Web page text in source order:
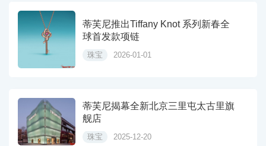
蒂芙尼推出Tiffany Knot 系列新春全
球首发款项链
珠宝 2026-01-01
蒂芙尼揭幕全新北京三里屯太古里旗
舰店
珠宝 2025-12-20